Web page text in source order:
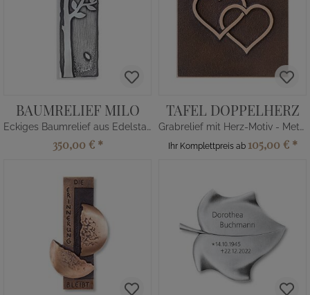
BAUMRELIEF MILO
Eckiges Baumrelief aus Edelstahl
350,00 € *
TAFEL DOPPELHERZ
Grabrelief mit Herz-Motiv - Metall
Ihr Komplettpreis ab 105,00 € *